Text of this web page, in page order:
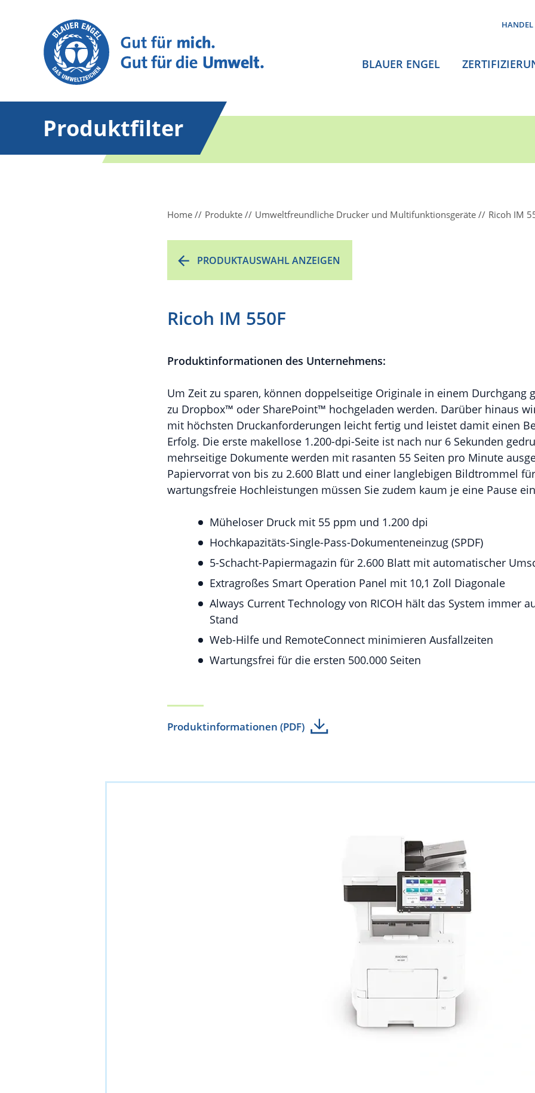
HANDEL
BLAUER ENGEL
Produktfilter
Home Produkte Umweltfreundliche Drucker und Multifunktionsgeräte Ricoh IM
PRODUKTAUSWAHL ANZEIGEN
Ricoh IM 550F
Produktinformationen des Unternehmens:
Um Zeit zu sparen, können doppelseitige Originale in einem Durchgang
zu Dropbox™ oder SharePoint™ hochgeladen werden. Darüber hinaus
mit höchsten Druckanforderungen leicht fertig und leistet damit einen
Erfolg. Die erste makellose 1.200-dpi-Seite ist nach nur 6 Sekunden
mehrseitige Dokumente werden mit rasanten 55 Seiten pro Minute
Papiervorrat von bis zu 2.600 Blatt und einer langlebigen Bildtrommel
wartungsfreie Hochleistungen müssen Sie zudem kaum je eine Pause
Müheloser Druck mit 55 ppm und 1.200 dpi
Hochkapazitäts-Single-Pass-Dokumenteneinzug (SPDF)
5-Schacht-Papiermagazin für 2.600 Blatt mit automatischer
Extragroßes Smart Operation Panel mit 10,1 Zoll Diagonale
Always Current Technology von RICOH hält das System immer
Stand
Web-Hilfe und RemoteConnect minimieren Ausfallzeiten
Wartungsfrei für die ersten 500.000 Seiten
Produktinformationen (PDF)